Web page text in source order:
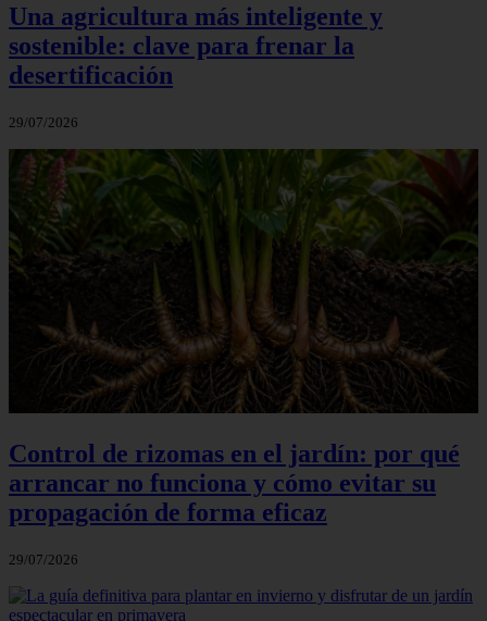
Una agricultura más inteligente y
sostenible: clave para frenar la
desertificación
29/07/2026
Control de rizomas en el jardín: por qué
arrancar no funciona y cómo evitar su
propagación de forma eficaz
29/07/2026